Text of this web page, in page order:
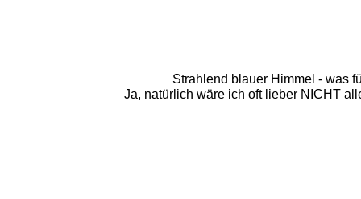
Strahlend blauer Himmel - was
Ja, natürlich wäre ich oft lieber NICHT